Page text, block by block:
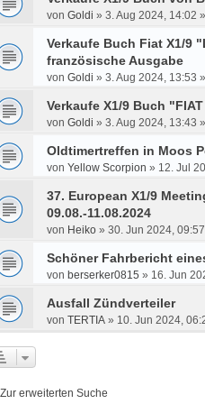
von Goldi » 3. Aug 2024, 14:02
Verkaufe Buch Fiat X1/9
französische Ausgabe
von Goldi » 3. Aug 2024, 13:53
Verkaufe X1/9 Buch
von Goldi » 3. Aug 2024, 13:43
Oldtimertreffen in Moos
von Yellow Scorpion » 12. Jul
37. European X1/9
09.08.-11.08.2024
von Heiko » 30. Jun 2024, 09:57
Schöner Fahrbericht
von berserker0815 » 16. Jun
Ausfall Zündverteiler
von TERTIA » 10. Jun 2024,
Zur erweiterten Suche